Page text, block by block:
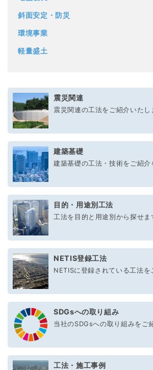
斜面安定・防災
環境事業
軽量盛土
震災関連
震災関連の工法をご紹介いたし
建築基礎
建築基礎の工法・技術をご紹介
目的・用途別工法
工法を目的と用途別から探せま
NETIS登録工法
NETISに登録されている工法を
SDGsへの取り組み
当社のSDGsへの取り組みをご
工法・施工事例